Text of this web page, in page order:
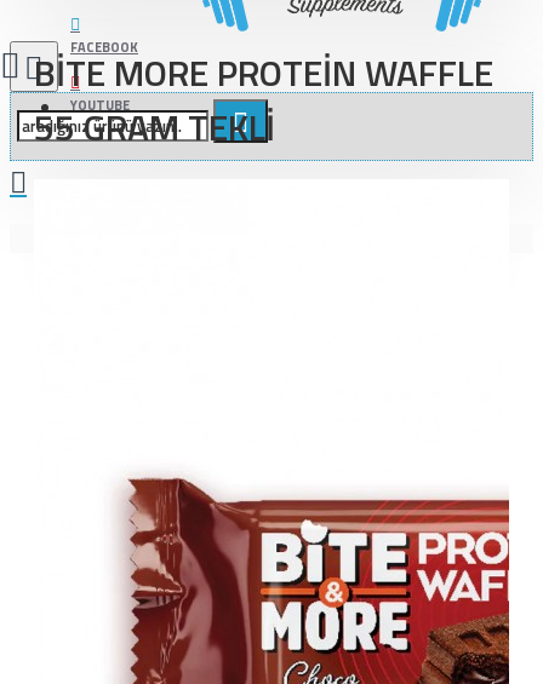
FACEBOOK
YOUTUBE
BİTE MORE PROTEİN WAFFLE
55 GRAM TEKLİ